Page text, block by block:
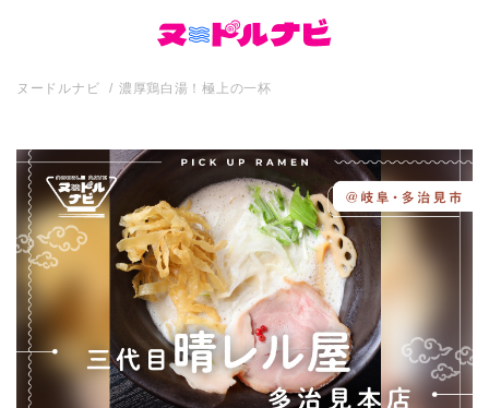
ヌードルナビ 濃厚鶏白湯！極上の一杯